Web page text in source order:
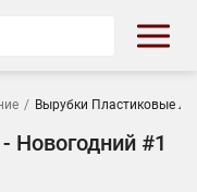
/ Вырубки Пластиковые
#1